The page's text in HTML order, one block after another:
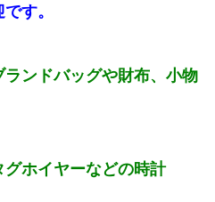
す。
ンドバッグや財布、小物
ホイヤーなどの時計